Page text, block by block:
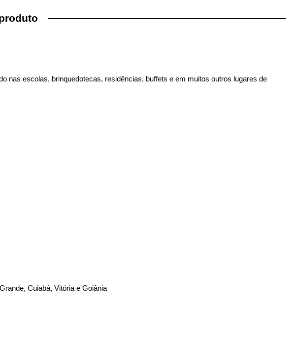
nas escolas, brinquedotecas, residências, buffets e em muitos outros lugares de
Cuiabá, Vitória e Goiânia